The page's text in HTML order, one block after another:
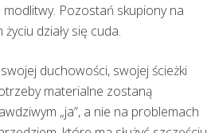
Pozostań skupiony na
działy się cuda.
duchowości, swojej ścieżki
materialne zostaną
„ja”, a nie na problemach